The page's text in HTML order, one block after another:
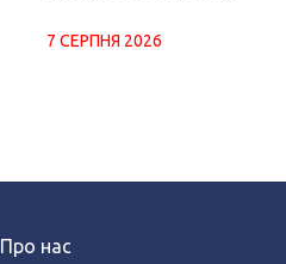
7 СЕРПНЯ 2026
Про нас